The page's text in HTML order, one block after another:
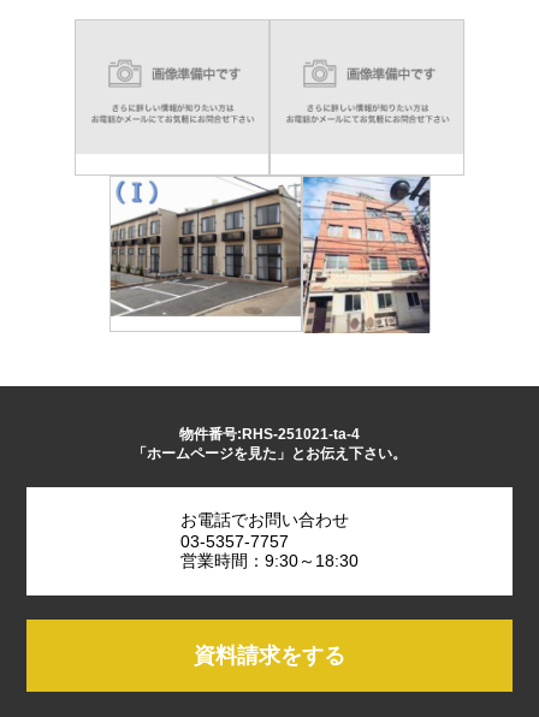
物件番号:RHS-251021-ta-4
「ホームページを見た」とお伝え下さい。
お電話でお問い合わせ
03-5357-7757
営業時間：9:30～18:30
資料請求をする